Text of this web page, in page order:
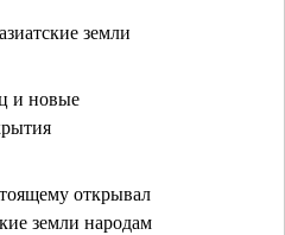
земли
и новые
открывал
земли народам